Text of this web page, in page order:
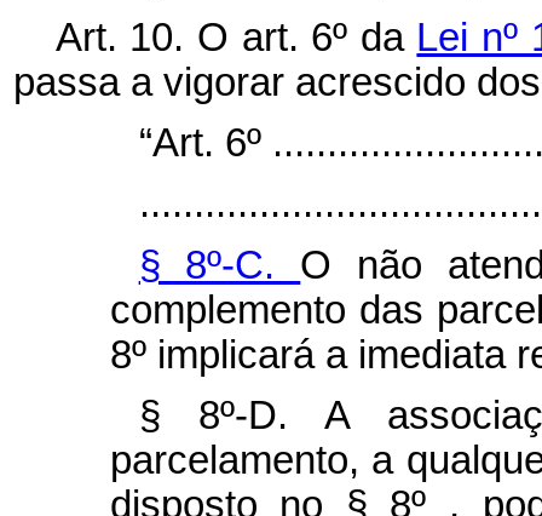
Art. 10. O art. 6º da Lei nº
passa a vigorar acrescido
“Art. 6º
§ 8º-C. O não
complemento das
8º implicará a imediata
§ 8º-D. A
parcelamento, a
disposto no § 8º ,